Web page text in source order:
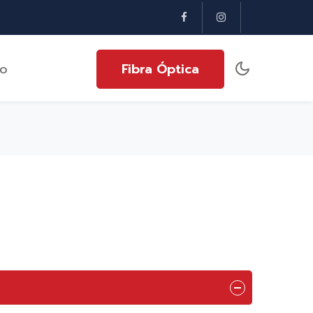
Fibra Óptica